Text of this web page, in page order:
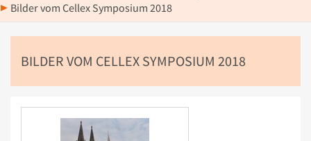
Bilder vom Cellex Symposium 2018
BILDER VOM CELLEX SYMPOSIUM 2018